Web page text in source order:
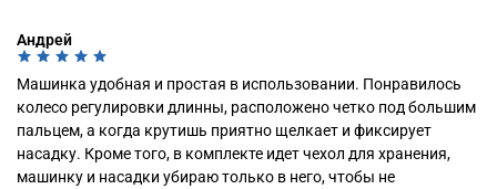
Андрей
Машинка удобная и простая в использовании. Понравилось
колесо регулировки длинны, расположено четко под большим
пальцем, а когда крутишь приятно щелкает и фиксирует
насадку. Кроме того, в комплекте идет чехол для хранения,
машинку и насадки убираю только в него, чтобы не